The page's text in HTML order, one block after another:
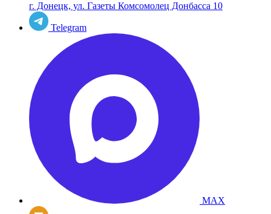
г. Донецк, ул. Газеты Комсомолец Донбасса 10
Telegram
MAX